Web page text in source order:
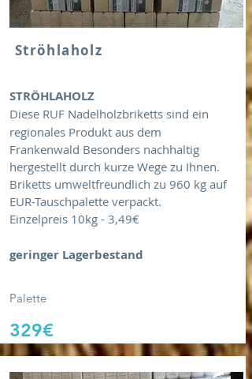
Ströhlaholz
STRÖHLAHOLZ
Diese RUF Nadelholzbriketts sind ein
regionales Produkt aus dem
Frankenwald Besonders nachhaltig
hergestellt durch kurze Wege zu Ihnen.
Briketts umweltfreundlich zu 960 kg auf
EUR-Tauschpalette verpackt.
Einzelpreis 10kg - 3,49€
geringer Lagerbestand
Palette
329€